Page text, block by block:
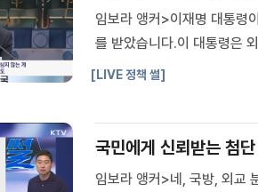
임보라 앵커>이재명 대통령
를 받았습니다.이 대통령은
장일수록 주장보다는 실천
[LIVE 정책 썰]
국민에게 신뢰받는 첨단
임보라 앵커>네, 국방, 외교